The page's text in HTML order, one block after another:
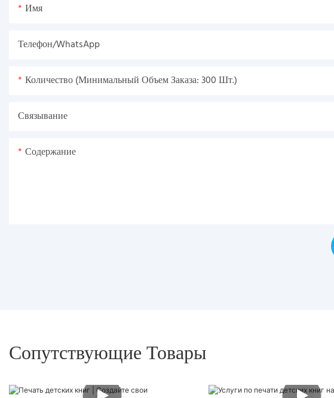
Имя
Телефон/WhatsApp
Количество (минимальный Объем Заказа: 300 Шт.)
Связывание
Содержание
Сопутствующие Товары